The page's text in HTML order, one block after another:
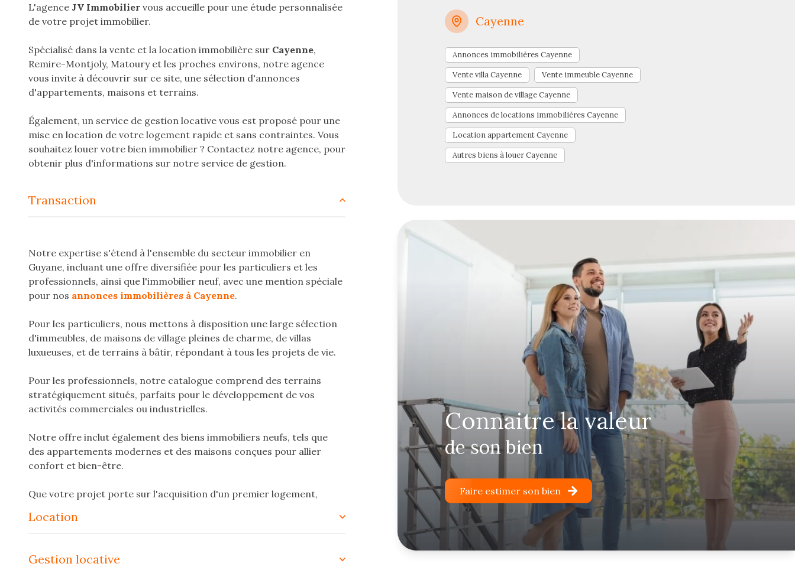
Cayenne
Annonces immobilières Cayenne
Vente villa Cayenne
Vente immeuble Cayenne
Vente maison de village Cayenne
Annonces de locations immobilières Cayenne
Location appartement Cayenne
Autres biens à louer Cayenne
connaitre la valeur
de son bien
Faire estimer son bien
L'agence JV Immobilier vous accueille pour une étude personnalisée
de votre projet immobilier.
Spécialisé dans la vente et la location immobilière sur Cayenne,
Remire-Montjoly, Matoury et les proches environs, notre agence
vous invite à découvrir sur ce site, une sélection d'annonces
d'appartements, maisons et terrains.
Également, un service de gestion locative vous est proposé pour une
mise en location de votre logement rapide et sans contraintes. Vous
souhaitez louer votre bien immobilier ? Contactez notre agence, pour
obtenir plus d'informations sur notre service de gestion.
transaction
Notre expertise s'étend à l'ensemble du secteur immobilier en
Guyane, incluant une offre diversifiée pour les particuliers et les
professionnels, ainsi que l'immobilier neuf, avec une mention spéciale
pour nos annonces immobilières à Cayenne.
Pour les particuliers, nous mettons à disposition une large sélection
d'immeubles, de maisons de village pleines de charme, de villas
luxueuses, et de terrains à bâtir, répondant à tous les projets de vie.
Pour les professionnels, notre catalogue comprend des terrains
stratégiquement situés, parfaits pour le développement de vos
activités commerciales ou industrielles.
Notre offre inclut également des biens immobiliers neufs, tels que
des appartements modernes et des maisons conçues pour allier
confort et bien-être.
Que votre projet porte sur l'acquisition d'un premier logement,
activité professionnelle en Guyane, et particulièrement à Cayenne, JV
location
gestion locative